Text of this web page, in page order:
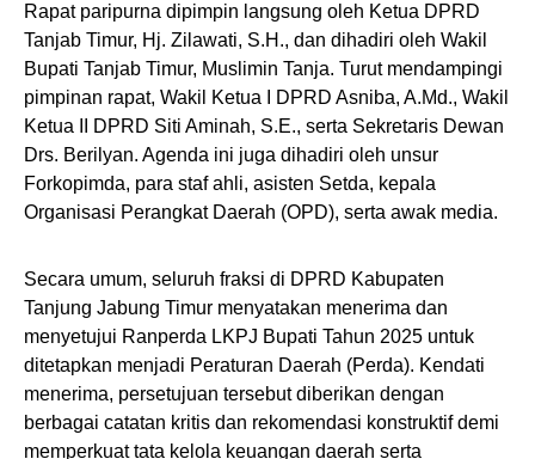
​Rapat paripurna dipimpin langsung oleh Ketua DPRD
Tanjab Timur, Hj. Zilawati, S.H., dan dihadiri oleh Wakil
Bupati Tanjab Timur, Muslimin Tanja. Turut mendampingi
pimpinan rapat, Wakil Ketua I DPRD Asniba, A.Md., Wakil
Ketua II DPRD Siti Aminah, S.E., serta Sekretaris Dewan
Drs. Berilyan. Agenda ini juga dihadiri oleh unsur
Forkopimda, para staf ahli, asisten Setda, kepala
Organisasi Perangkat Daerah (OPD), serta awak media.
​Secara umum, seluruh fraksi di DPRD Kabupaten
Tanjung Jabung Timur menyatakan menerima dan
menyetujui Ranperda LKPJ Bupati Tahun 2025 untuk
ditetapkan menjadi Peraturan Daerah (Perda). Kendati
menerima, persetujuan tersebut diberikan dengan
berbagai catatan kritis dan rekomendasi konstruktif demi
memperkuat tata kelola keuangan daerah serta